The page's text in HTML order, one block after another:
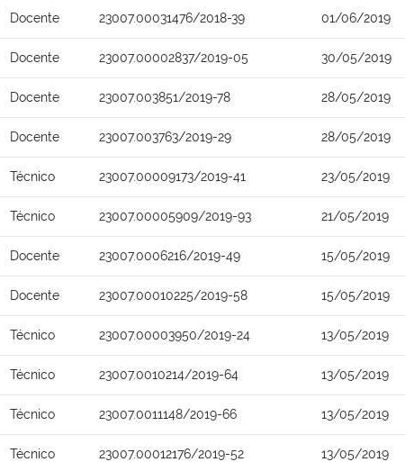
Docente 23007.00031476/2018-39 01/06/2019
Docente 23007.00002837/2019-05 30/05/2019
Docente 23007.003851/2019-78 28/05/2019
Docente 23007.003763/2019-29 28/05/2019
Técnico 23007.00009173/2019-41 23/05/2019
Técnico 23007.00005909/2019-93 21/05/2019
Docente 23007.0006216/2019-49 15/05/2019
Docente 23007.00010225/2019-58 15/05/2019
Técnico 23007.00003950/2019-24 13/05/2019
Técnico 23007.0010214/2019-64 13/05/2019
Técnico 23007.0011148/2019-66 13/05/2019
Técnico 23007.00012176/2019-52 13/05/2019